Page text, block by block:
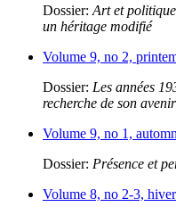
Dossier: Art et
un héritage modifié
Volume 9, no 2,
Dossier: Les années
recherche de son avenir
Volume 9, no 1,
Dossier: Présence et
Volume 8, no 2-3,